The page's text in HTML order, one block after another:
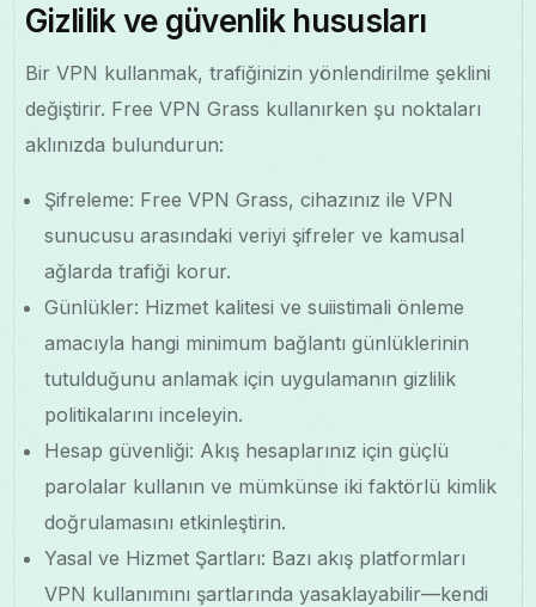
Gizlilik ve güvenlik hususları
Bir VPN kullanmak, trafiğinizin yönlendirilme şeklini
değiştirir. Free VPN Grass kullanırken şu noktaları
aklınızda bulundurun:
Şifreleme: Free VPN Grass, cihazınız ile VPN
sunucusu arasındaki veriyi şifreler ve kamusal
ağlarda trafiği korur.
Günlükler: Hizmet kalitesi ve suiistimali önleme
amacıyla hangi minimum bağlantı günlüklerinin
tutulduğunu anlamak için uygulamanın gizlilik
politikalarını inceleyin.
Hesap güvenliği: Akış hesaplarınız için güçlü
parolalar kullanın ve mümkünse iki faktörlü kimlik
doğrulamasını etkinleştirin.
Yasal ve Hizmet Şartları: Bazı akış platformları
VPN kullanımını şartlarında yasaklayabilir—kendi